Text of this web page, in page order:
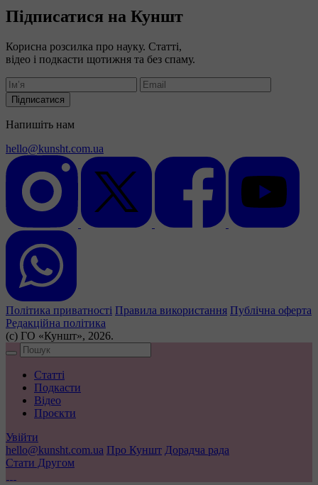
Підписатися на Куншт
Корисна розсилка про науку. Статті,
відео і подкасти щотижня та без спаму.
Підписатися
Напишіть нам
hello@kunsht.com.ua
Політика приватності Правила використання Публічна оферта
Редакційна політика
(с) ГО «Куншт», 2026.
Статті
Подкасти
Відео
Проєкти
Увійти
hello@kunsht.com.ua Про Куншт Дорадча рада
Стати Другом